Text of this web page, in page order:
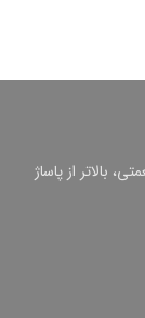
بالاتر از پاساژ